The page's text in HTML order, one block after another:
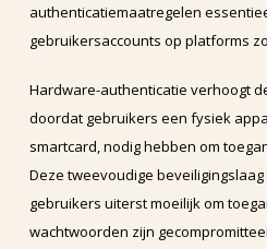
authenticatiemaatregelen
gebruikersaccounts op platforms
Hardware-authenticatie verhoogt
doordat gebruikers een fysiek
smartcard, nodig hebben om
Deze tweevoudige
gebruikers uiterst moeilijk om
wachtwoorden zijn